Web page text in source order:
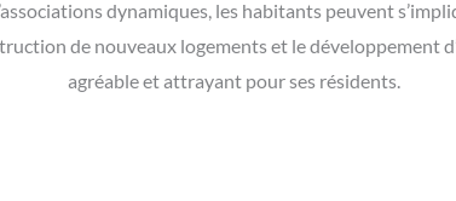
dynamiques, les habitants peuvent
de nouveaux logements et le développement
agréable et attrayant pour ses résidents.